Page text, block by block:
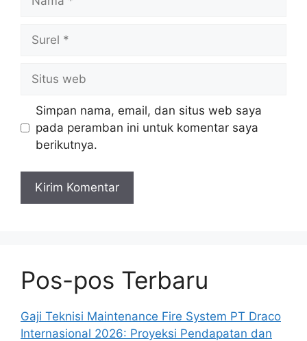
Surel
Situs
web
Simpan nama, email, dan situs web saya
pada peramban ini untuk komentar saya
berikutnya.
Pos-pos Terbaru
Gaji Teknisi Maintenance Fire System PT Draco
Internasional 2026: Proyeksi Pendapatan dan